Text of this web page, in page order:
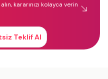
kararınızı kolayca verin
Teklif Al